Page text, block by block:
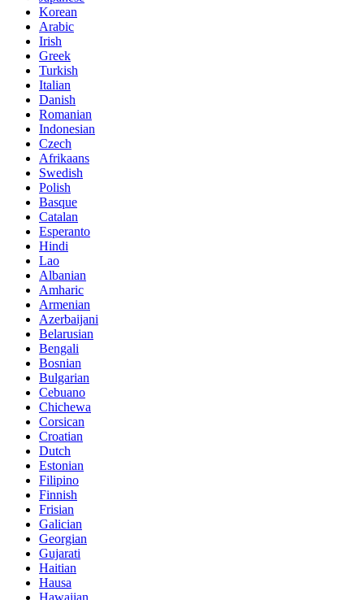
Korean
Arabic
Irish
Greek
Turkish
Italian
Danish
Romanian
Indonesian
Czech
Afrikaans
Swedish
Polish
Basque
Catalan
Esperanto
Hindi
Lao
Albanian
Amharic
Armenian
Azerbaijani
Belarusian
Bengali
Bosnian
Bulgarian
Cebuano
Chichewa
Corsican
Croatian
Dutch
Estonian
Filipino
Finnish
Frisian
Galician
Georgian
Gujarati
Haitian
Hausa
Hawaiian